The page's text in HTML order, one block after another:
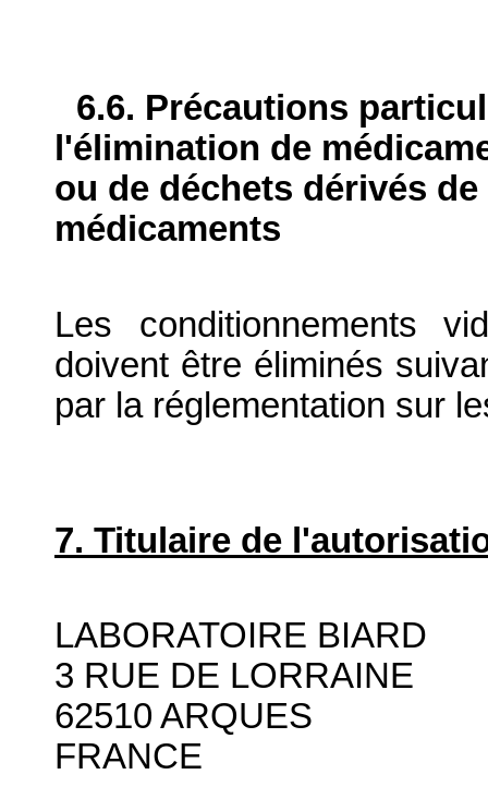
6.6. Précautions
l'élimination de
ou de déchets dérivés
médicaments
Les conditionnements
doivent être éliminés
par la réglementation sur
7. Titulaire de
LABORATOIRE BIARD
3 RUE DE LORRAINE
62510 ARQUES
FRANCE